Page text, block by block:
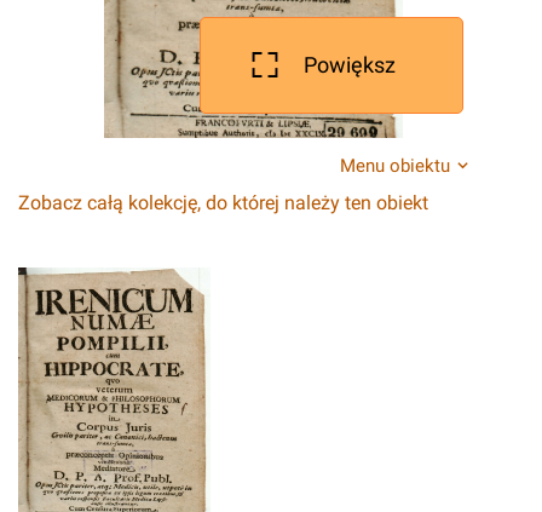
Powiększ
Menu obiektu
Zobacz całą kolekcję, do której należy ten obiekt